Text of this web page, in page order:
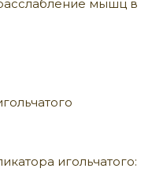
мышц в
игольчатого: